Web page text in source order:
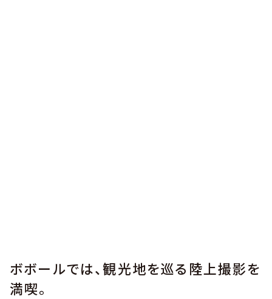
ボボールでは、観光地を巡る陸上撮影を
満喫。